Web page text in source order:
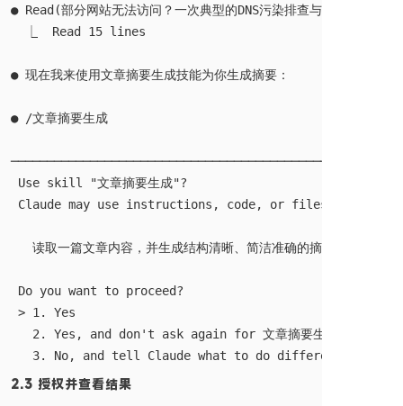
● Read(部分网站无法访问？一次典型的DNS污染排查与解决记录.md)
  ⎿  Read 15 lines
● 现在我来使用文章摘要生成技能为你生成摘要：
● /文章摘要生成
Use skill "文章摘要生成"?
Claude may use instructions, code, or files from
   读取一篇文章内容，并生成结构清晰、简洁准确的摘要。 (user)
Do you want to proceed?
> 1. Yes
2. Yes, and don't ask again for 文章摘要生成 in
2.3 授权并查看结果